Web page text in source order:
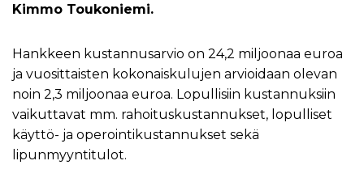
Kimmo Toukoniemi.
Hankkeen kustannusarvio on 24,2 miljoonaa euroa
ja vuosittaisten kokonaiskulujen arvioidaan olevan
noin 2,3 miljoonaa euroa. Lopullisiin kustannuksiin
vaikuttavat mm. rahoituskustannukset, lopulliset
käyttö- ja operointikustannukset sekä
lipunmyyntitulot.